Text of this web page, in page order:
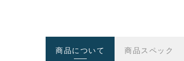
商品について 商品スペック